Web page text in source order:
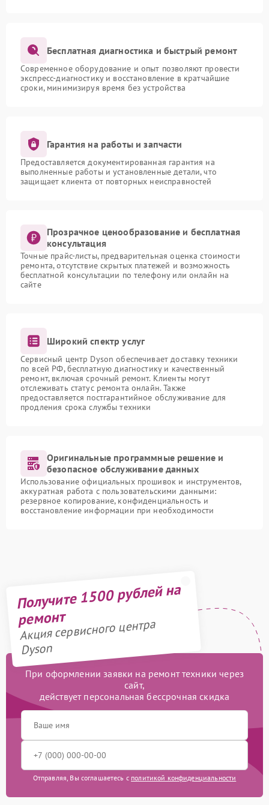
Бесплатная диагностика и быстрый ремонт
Современное оборудование и опыт позволяют провести
экспресс-диагностику и восстановление в кратчайшие
сроки, минимизируя время без устройства
Гарантия на работы и запчасти
Предоставляется документированная гарантия на
выполненные работы и установленные детали, что
защищает клиента от повторных неисправностей
Прозрачное ценообразование и бесплатная
консультация
Точные прайс-листы, предварительная оценка стоимости
ремонта, отсутствие скрытых платежей и возможность
бесплатной консультации по телефону или онлайн на
сайте
Широкий спектр услуг
Сервисный центр Dyson обеспечивает доставку техники
по всей РФ, бесплатную диагностику и качественный
ремонт, включая срочный ремонт. Клиенты могут
отслеживать статус ремонта онлайн. Также
предоставляется постгарантийное обслуживание для
продления срока службы техники
Оригинальные программные решение и
безопасное обслуживание данных
Использование официальных прошивок и инструментов,
аккуратная работа с пользовательскими данными:
резервное копирование, конфиденциальность и
восстановление информации при необходимости
Получите 1500 рублей на
ремонт
Акция сервисного центра
Dyson
При оформлении заявки на ремонт техники через
сайт,
действует персональная бессрочная скидка
Отправляя, Вы соглашаетесь с политикой конфиденциальности